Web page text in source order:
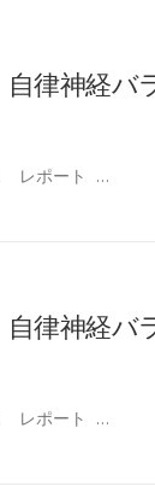
律神経バ
レポート …
律神経バ
レポート …